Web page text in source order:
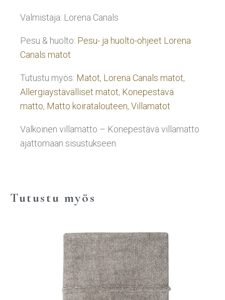
Valmistaja: Lorena Canals
Pesu & huolto: Pesu- ja huolto-ohjeet Lorena
Canals matot
Tutustu myös: Matot, Lorena Canals matot,
Allergiaystävälliset matot, Konepestävä
matto, Matto koiratalouteen, Villamatot
Valkoinen villamatto – Konepestävä villamatto
ajattomaan sisustukseen.
Tutustu myös